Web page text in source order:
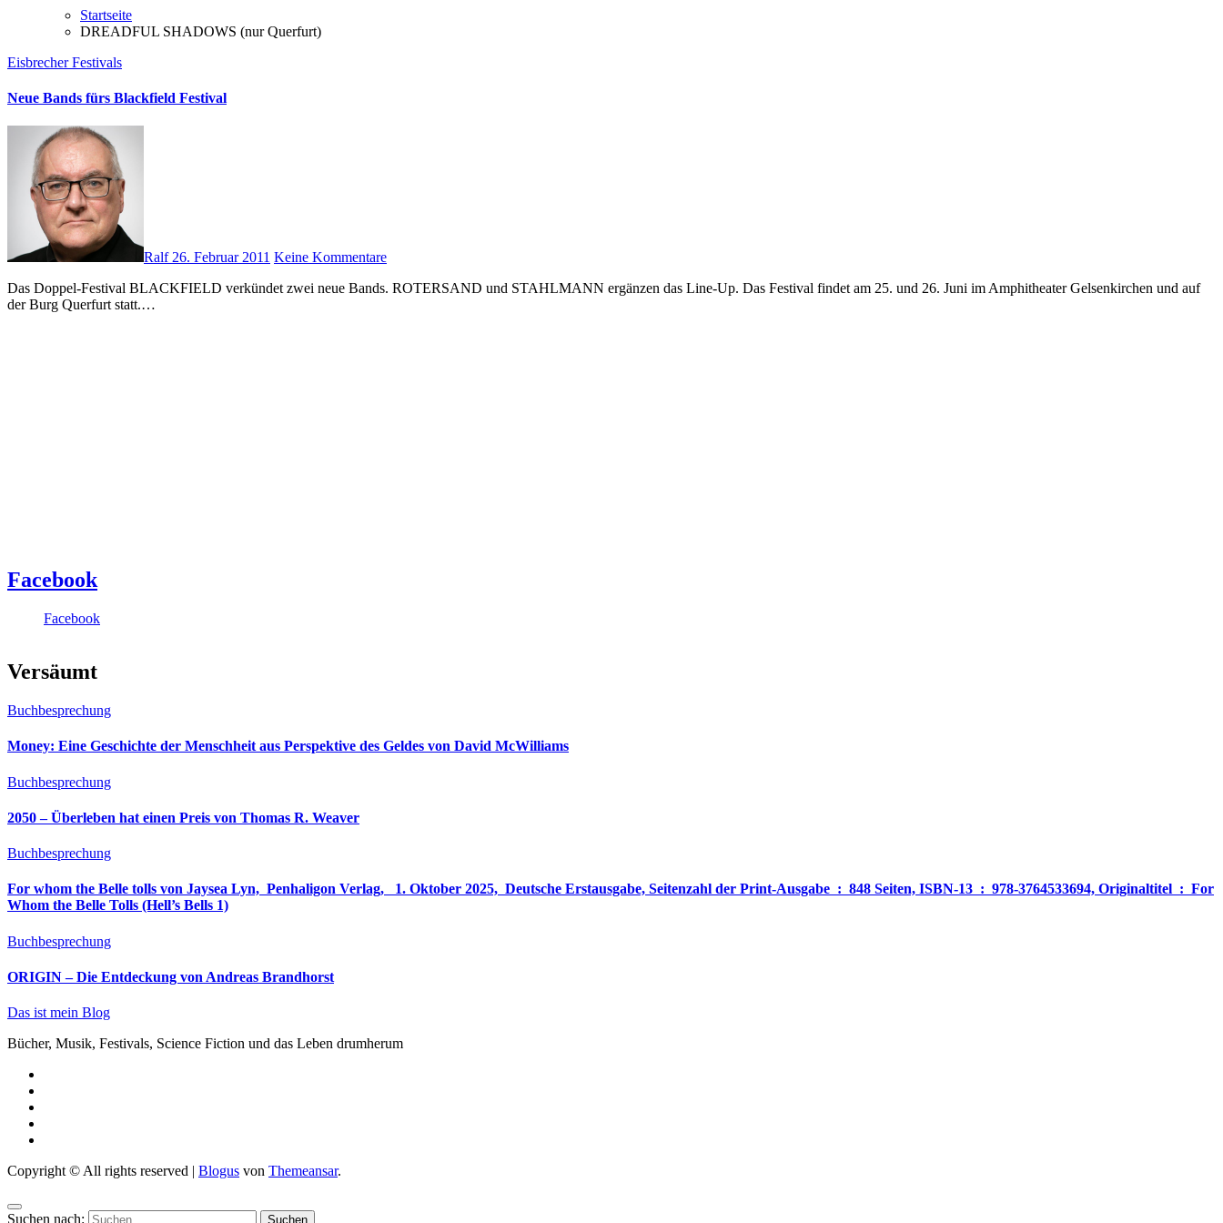
Startseite
DREADFUL SHADOWS (nur Querfurt)
EisbrecherFestivals
Neue Bands fürs Blackfield Festival
Ralf26. Februar 2011 Keine Kommentare
Das Doppel-Festival BLACKFIELD verkündet zwei neue Bands. ROTERSAND und STAHLMANN ergänzen das Line-Up. Das Festival findet am 25. und 26. Juni im Amphitheater Gelsenkirchen und auf
der Burg Querfurt statt.…
Facebook
Facebook
Versäumt
Buchbesprechung
Money: Eine Geschichte der Menschheit aus Perspektive des Geldes von David McWilliams
Buchbesprechung
2050 – Überleben hat einen Preis von Thomas R. Weaver
Buchbesprechung
For whom the Belle tolls von Jaysea Lyn, ‎ Penhaligon Verlag, ‎ 1. Oktober 2025, ‎ Deutsche Erstausgabe, Seitenzahl der Print-Ausgabe ‏ : ‎ 848 Seiten, ISBN-13 ‏ : ‎ 978-3764533694, Originaltitel ‏ : ‎ For
Whom the Belle Tolls (Hell’s Bells 1)
Buchbesprechung
ORIGIN – Die Entdeckung von Andreas Brandhorst
Das ist mein Blog
Bücher, Musik, Festivals, Science Fiction und das Leben drumherum
Copyright © All rights reserved | Blogus von Themeansar.
Suchen nach: